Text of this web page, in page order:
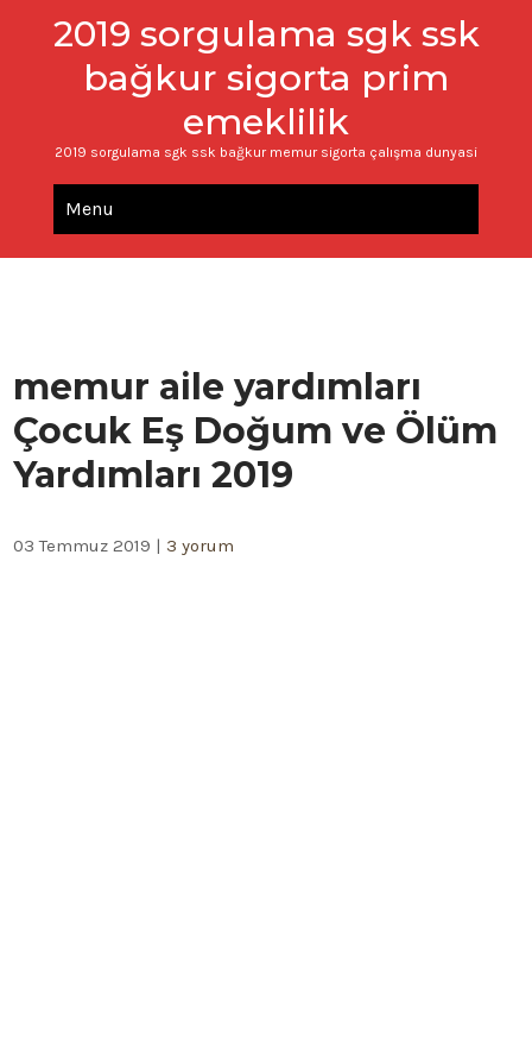
2019 sorgulama sgk ssk
bağkur sigorta prim
emeklilik
2019 sorgulama sgk ssk bağkur memur sigorta çalışma dunyasi
Menu
memur aile yardımları
Çocuk Eş Doğum ve Ölüm
Yardımları 2019
03 Temmuz 2019 | 3 yorum